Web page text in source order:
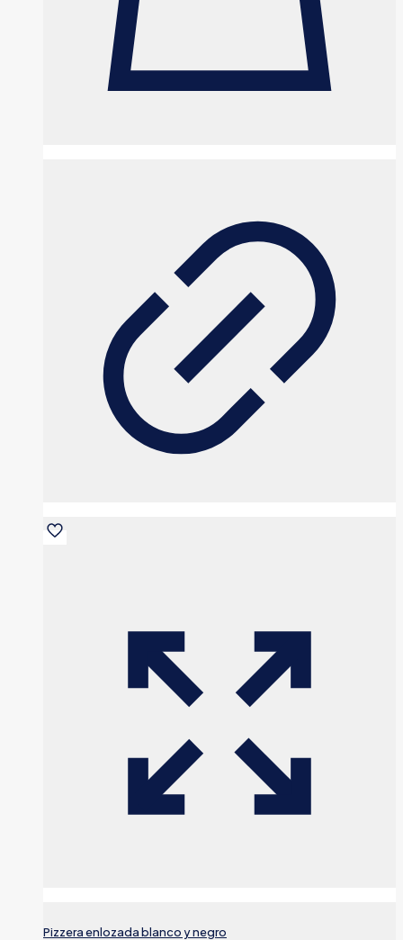
Pizzera enlozada blanco y negro